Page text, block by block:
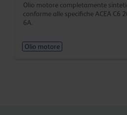
Olio motore completamente
conforme alle specifiche ACEA C6
6A.
Olio motore